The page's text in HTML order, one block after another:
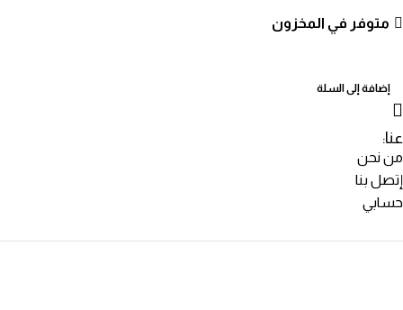
متوفر في المخزون
إضافة إلى السلة
عنا:
من نحن
إتصل بنا
حسابي